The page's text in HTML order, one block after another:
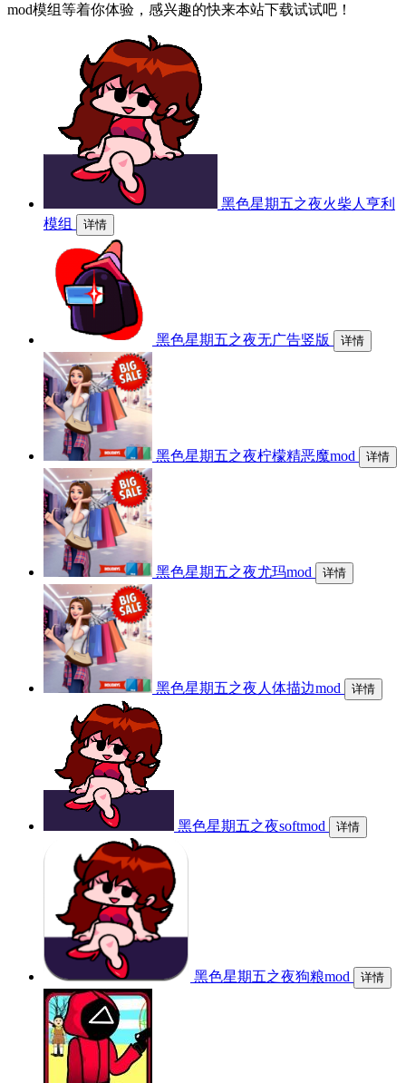
mod模组等着你体验，感兴趣的快来本站下载试试吧！
黑色星期五之夜火柴人亨利
模组
详情
黑色星期五之夜无广告竖版 详情
黑色星期五之夜柠檬精恶魔mod 详情
黑色星期五之夜尤玛mod 详情
黑色星期五之夜人体描边mod 详情
黑色星期五之夜softmod 详情
黑色星期五之夜狗粮mod 详情